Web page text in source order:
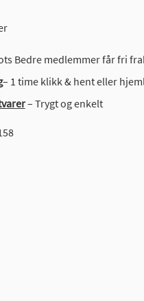
Bedre medlemmer får fri
– 1 time klikk & hent eller
– Trygt og enkelt